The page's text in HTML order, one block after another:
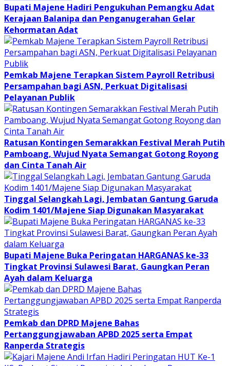
Bupati Majene Hadiri Pengukuhan Pemangku Adat
Kerajaan Balanipa dan Penganugerahan Gelar
Kehormatan Adat
Pemkab Majene Terapkan Sistem Payroll Retribusi
Persampahan bagi ASN, Perkuat Digitalisasi
Pelayanan Publik
Ratusan Kontingen Semarakkan Festival Merah Putih
Pamboang, Wujud Nyata Semangat Gotong Royong
dan Cinta Tanah Air
Tinggal Selangkah Lagi, Jembatan Gantung Garuda
Kodim 1401/Majene Siap Digunakan Masyarakat
Bupati Majene Buka Peringatan HARGANAS ke-33
Tingkat Provinsi Sulawesi Barat, Gaungkan Peran
Ayah dalam Keluarga
Pemkab dan DPRD Majene Bahas
Pertanggungjawaban APBD 2025 serta Empat
Ranperda Strategis